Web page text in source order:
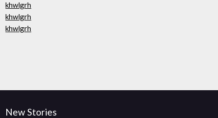
khwlgrh
khwlgrh
khwlgrh
New Stories